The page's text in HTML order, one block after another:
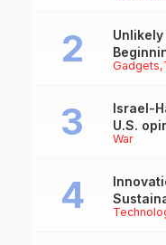
Gadgets
War
Israel-
U.S.
over